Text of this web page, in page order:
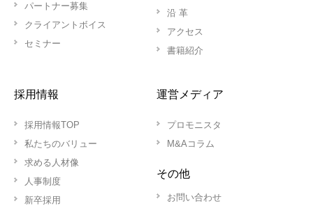
パートナー募集
クライアントボイス
セミナー
沿 革
アクセス
書籍紹介
採用情報
採用情報TOP
私たちのバリュー
求める人材像
人事制度
新卒採用
運営メディア
プロモニスタ
M&Aコラム
その他
お問い合わせ